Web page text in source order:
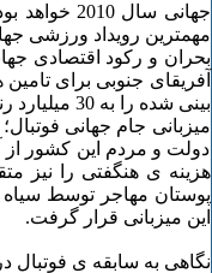
جهانی
مهمترین رویداد ورزشی
بحران و رکود اقتصادی
بینی شده را به 30 میلیارد رند- 3 میلیارد دولار- افزایش دهد.
میزبانی جام جهانی
دولت و مردم این کشور از
هزینه ی هنگفتی را نیز
پوستان مهاجر توسط
این میزبانی قرار گرفت.
نگاهی به سابقه ی فوتبال